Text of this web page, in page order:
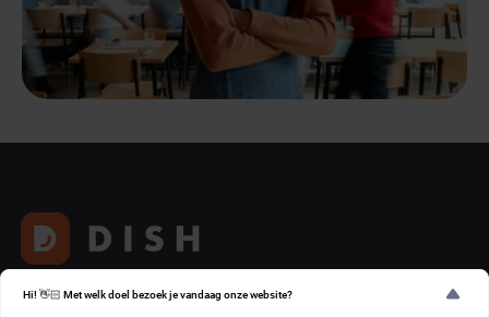
Hi! 👋🏻 Met welk doel bezoek je vandaag onze website?